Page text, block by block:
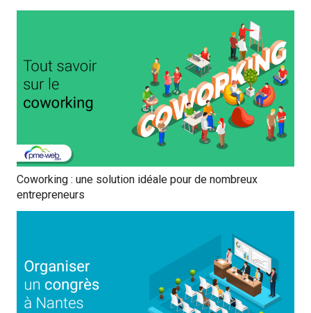
Coworking : une solution idéale pour de nombreux
entrepreneurs